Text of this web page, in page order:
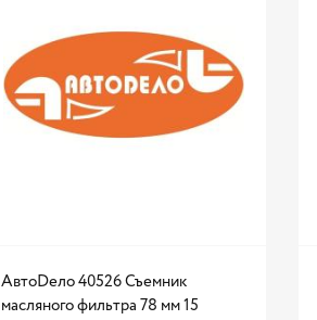
АвтоDело 40526 Съемник
масляного фильтра 78 мм 15